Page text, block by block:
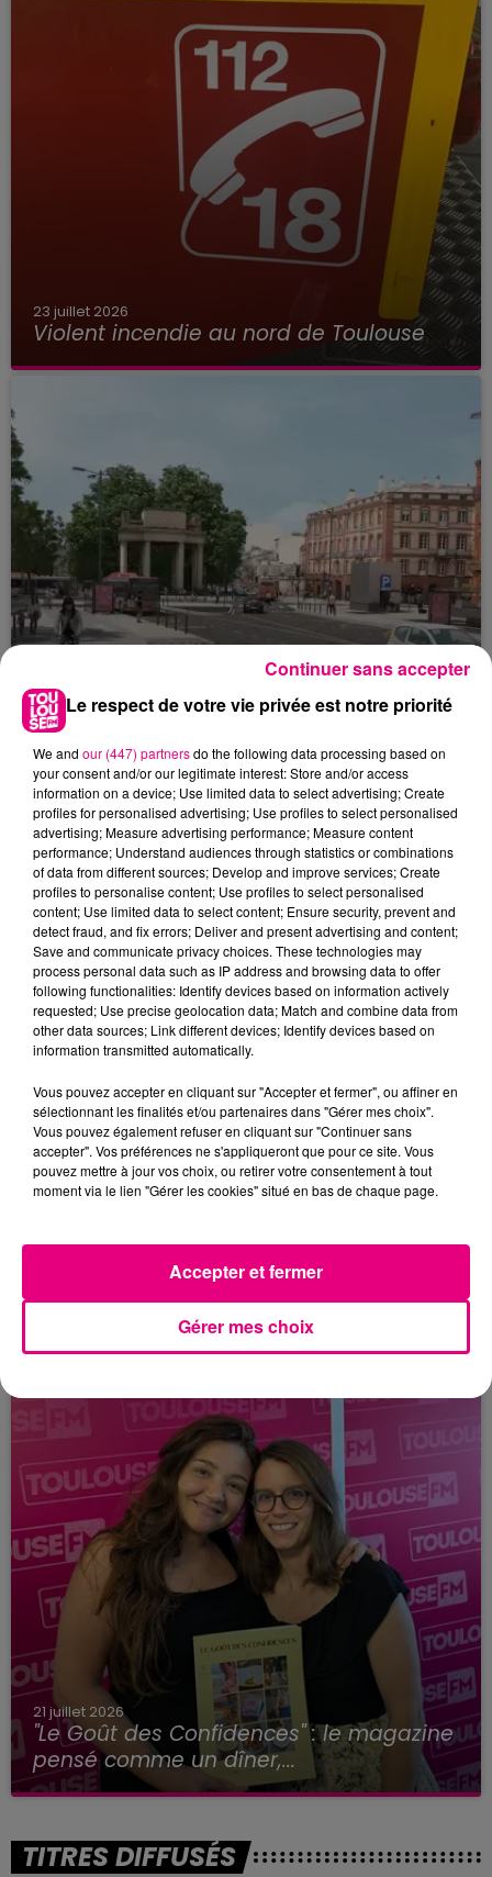
23 juillet 2026
Violent incendie au nord de Toulouse
22 juillet 2026
Toulouse : circulation perturbée dans le
secteur François Verdier...
Affaire Jubillar : le procès en appel
reporté au premier semestre 2027
21 juillet 2026
"Le Goût des Confidences" : le magazine
pensé comme un dîner,...
TITRES DIFFUSÉS
Le respect de votre vie privée est notre priorité
We and our (447) partnersdo the following data processing based on
your consent and/or our legitimate interest: Store and/or access
information on a device; Use limited data to select advertising; Create
profiles for personalised advertising; Use profiles to select personalised
advertising; Measure advertising performance; Measure content
performance; Understand audiences through statistics or combinations
of data from different sources; Develop and improve services; Create
profiles to personalise content; Use profiles to select personalised
content; Use limited data to select content; Ensure security, prevent and
detect fraud, and fix errors; Deliver and present advertising and content;
Save and communicate privacy choices. These technologies may
process personal data such as IP address and browsing data to offer
following functionalities: Identify devices based on information actively
requested; Use precise geolocation data; Match and combine data from
other data sources; Link different devices; Identify devices based on
information transmitted automatically.
Vous pouvez accepter en cliquant sur "Accepter et fermer", ou affiner en
sélectionnant les finalités et/ou partenaires dans "Gérer mes choix".
Vous pouvez également refuser en cliquant sur "Continuer sans
accepter". Vos préférences ne s'appliqueront que pour ce site. Vous
pouvez mettre à jour vos choix, ou retirer votre consentement à tout
moment via le lien "Gérer les cookies" situé en bas de chaque page.
Gérer mes choix
Accepter et fermer
Continuer sans accepter